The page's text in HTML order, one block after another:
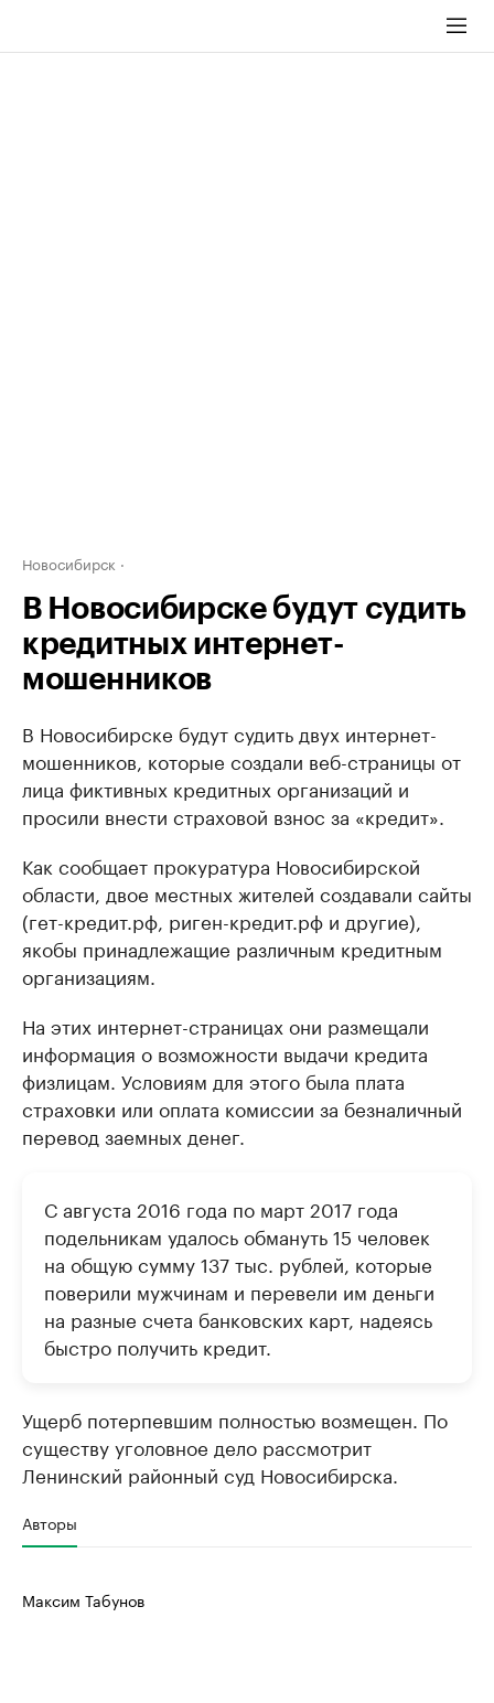
Новосибирск
В Новосибирске будут судить
кредитных интернет-
мошенников
В Новосибирске будут судить двух интернет-
мошенников, которые создали веб-страницы от
лица фиктивных кредитных организаций и
просили внести страховой взнос за «кредит».
Как сообщает прокуратура Новосибирской
области, двое местных жителей создавали сайты
(гет-кредит.рф, риген-кредит.рф и другие),
якобы принадлежащие различным кредитным
организациям.
На этих интернет-страницах они размещали
информация о возможности выдачи кредита
физлицам. Условиям для этого была плата
страховки или оплата комиссии за безналичный
перевод заемных денег.
С августа 2016 года по март 2017 года
подельникам удалось обмануть 15 человек
на общую сумму 137 тыс. рублей, которые
поверили мужчинам и перевели им деньги
на разные счета банковских карт, надеясь
быстро получить кредит.
Ущерб потерпевшим полностью возмещен. По
существу уголовное дело рассмотрит
Ленинский районный суд Новосибирска.
Авторы
Максим Табунов